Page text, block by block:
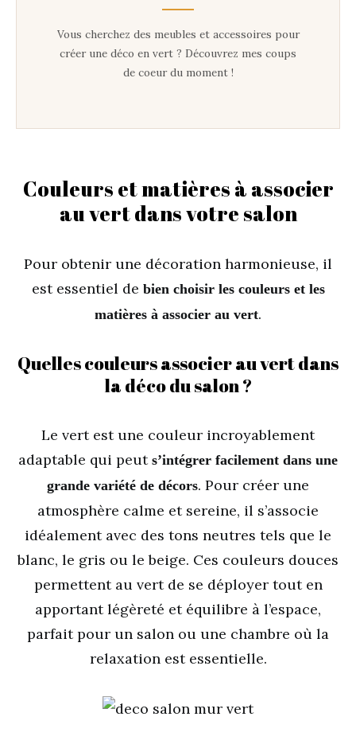
Vous cherchez des meubles et accessoires pour
créer une déco en vert ? Découvrez mes coups
de coeur du moment !
Couleurs et matières à associer
au vert dans votre salon
Pour obtenir une décoration harmonieuse, il
est essentiel de bien choisir les couleurs et les
matières à associer au vert.
Quelles couleurs associer au vert dans
la déco du salon ?
Le vert est une couleur incroyablement
adaptable qui peut s’intégrer facilement dans une
grande variété de décors. Pour créer une
atmosphère calme et sereine, il s’associe
idéalement avec des tons neutres tels que le
blanc, le gris ou le beige. Ces couleurs douces
permettent au vert de se déployer tout en
apportant légèreté et équilibre à l’espace,
parfait pour un salon ou une chambre où la
relaxation est essentielle.